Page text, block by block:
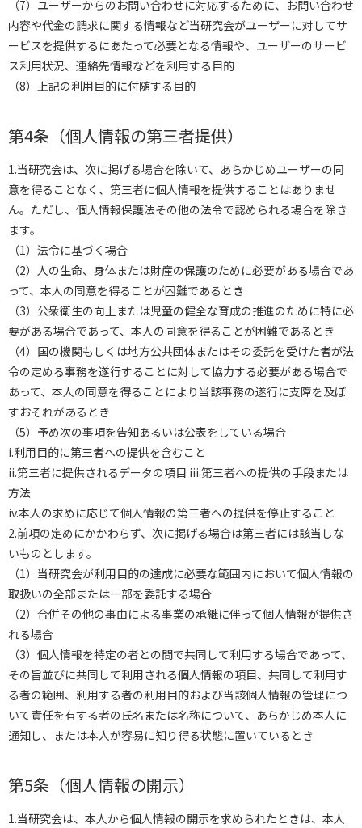
（7）ユーザーからのお問い合わせに対応するために、お問い合わせ
内容や代金の請求に関する情報など当研究会がユーザーに対してサ
ービスを提供するにあたって必要となる情報や、ユーザーのサービ
ス利用状況、連絡先情報などを利用する目的
（8）上記の利用目的に付随する目的
第4条（個人情報の第三者提供）
1.当研究会は、次に掲げる場合を除いて、あらかじめユーザーの同
意を得ることなく、第三者に個人情報を提供することはありませ
ん。ただし、個人情報保護法その他の法令で認められる場合を除き
ます。
（1）法令に基づく場合
（2）人の生命、身体または財産の保護のために必要がある場合であ
って、本人の同意を得ることが困難であるとき
（3）公衆衛生の向上または児童の健全な育成の推進のために特に必
要がある場合であって、本人の同意を得ることが困難であるとき
（4）国の機関もしくは地方公共団体またはその委託を受けた者が法
令の定める事務を遂行することに対して協力する必要がある場合で
あって、本人の同意を得ることにより当該事務の遂行に支障を及ぼ
すおそれがあるとき
（5）予め次の事項を告知あるいは公表をしている場合
i.利用目的に第三者への提供を含むこと
ii.第三者に提供されるデータの項目 iii.第三者への提供の手段または
方法
iv.本人の求めに応じて個人情報の第三者への提供を停止すること
2.前項の定めにかかわらず、次に掲げる場合は第三者には該当しな
いものとします。
（1）当研究会が利用目的の達成に必要な範囲内において個人情報の
取扱いの全部または一部を委託する場合
（2）合併その他の事由による事業の承継に伴って個人情報が提供さ
れる場合
（3）個人情報を特定の者との間で共同して利用する場合であって、
その旨並びに共同して利用される個人情報の項目、共同して利用す
る者の範囲、利用する者の利用目的および当該個人情報の管理につ
いて責任を有する者の氏名または名称について、あらかじめ本人に
通知し、または本人が容易に知り得る状態に置いているとき
第5条（個人情報の開示）
1.当研究会は、本人から個人情報の開示を求められたときは、本人